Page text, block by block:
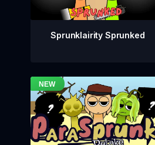
Sprunklairity Sprunked